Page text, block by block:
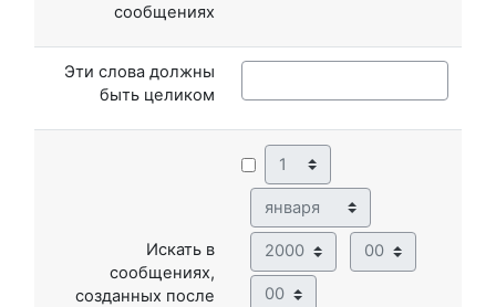
сообщениях
Эти слова должны
быть целиком
Искать в
сообщениях,
созданных после
День
Год Час
Минута